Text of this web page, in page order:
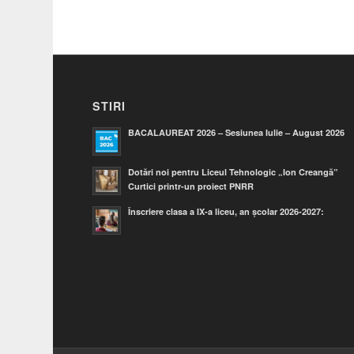
STIRI
BACALAUREAT 2026 – Sesiunea Iulie – August 2026
Dotări noi pentru Liceul Tehnologic „Ion Creangă”
Curtici printr-un proiect PNRR
Înscriere clasa a IX-a liceu, an școlar 2026-2027: